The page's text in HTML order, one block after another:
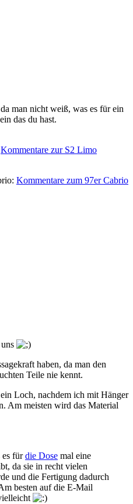
man nicht weiß, was es für ein
das du hast.
Kommentare zur S2 Limo
Kommentare zum 97er Cabrio
haben, da man den
Teile nie kennt.
Loch, nachdem ich mit Hänger
Am meisten wird das Material
es fürdie Dose mal eine
da sie in recht vielen
und die Fertigung dadurch
besten auf die E-Mail